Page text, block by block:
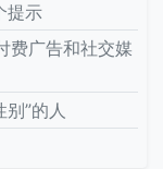
提示
费广告和社交媒
”的人